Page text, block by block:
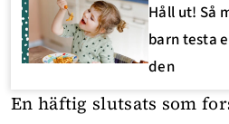
Håll ut! Så
barn testa
den
En häftig slutsats som